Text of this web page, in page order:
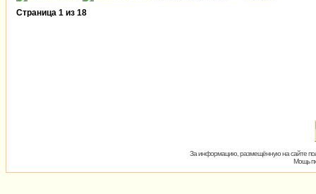
Страница 1 из 18
За информацию, размещённую на сайте
Мощь